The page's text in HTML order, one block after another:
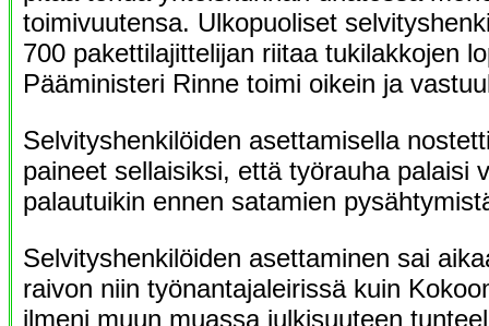
toimivuutensa. Ulkopuoliset
700 pakettilajittelijan riitaa tukilakkojen
Pääministeri Rinne toimi oikein ja
Selvityshenkilöiden asettamisella
paineet sellaisiksi, että työrauha palaisi
palautuikin ennen satamien
Selvityshenkilöiden asettaminen sai
raivon niin työnantajaleirissä kuin
ilmeni muun muassa julkisuuteen